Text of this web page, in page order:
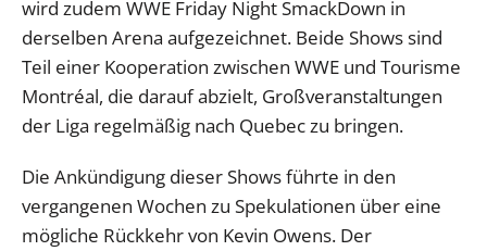
wird zudem WWE Friday Night SmackDown in
derselben Arena aufgezeichnet. Beide Shows sind
Teil einer Kooperation zwischen WWE und Tourisme
Montréal, die darauf abzielt, Großveranstaltungen
der Liga regelmäßig nach Quebec zu bringen.
Die Ankündigung dieser Shows führte in den
vergangenen Wochen zu Spekulationen über eine
mögliche Rückkehr von Kevin Owens. Der